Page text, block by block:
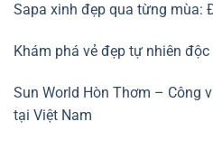
Sapa xinh đẹp qua từng mùa:
Khám phá vẻ đẹp tự nhiên
Sun World Hòn Thơm – Công
tại Việt Nam